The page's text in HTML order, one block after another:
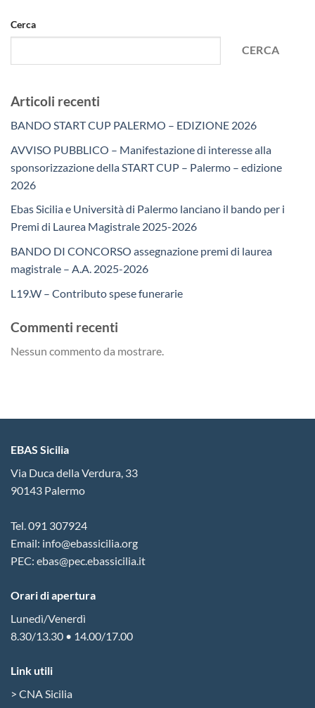
Cerca
CERCA
Articoli recenti
BANDO START CUP PALERMO – EDIZIONE 2026
AVVISO PUBBLICO – Manifestazione di interesse alla
sponsorizzazione della START CUP – Palermo – edizione
2026
Ebas Sicilia e Università di Palermo lanciano il bando per i
Premi di Laurea Magistrale 2025-2026
BANDO DI CONCORSO assegnazione premi di laurea
magistrale – A.A. 2025-2026
L19.W – Contributo spese funerarie
Commenti recenti
Nessun commento da mostrare.
EBAS Sicilia
Via Duca della Verdura, 33
90143 Palermo
Tel. 091 307924
Email: info@ebassicilia.org
PEC: ebas@pec.ebassicilia.it
Orari di apertura
Lunedì/Venerdì
8.30/13.30 • 14.00/17.00
Link utili
> CNA Sicilia